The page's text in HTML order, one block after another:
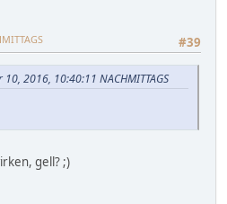
#39
2016, 10:40:11 NACHMITTAGS
gell? ;)